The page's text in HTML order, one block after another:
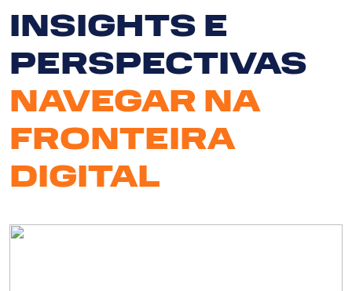
INSIGHTS E
PERSPECTIVAS
NAVEGAR NA
FRONTEIRA
DIGITAL